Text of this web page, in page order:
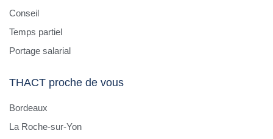
Conseil
Temps partiel
Portage salarial
THACT proche de vous
Bordeaux
La Roche-sur-Yon